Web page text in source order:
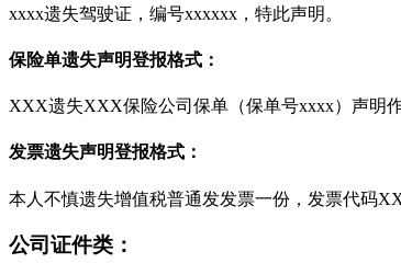
xxxx遗失驾驶证，编号xxxxxx，特此声明。
保险单遗失声明登报格式：
XXX遗失XXX保险公司保单（保单号xxxx）声明作
发票遗失声明登报格式：
本人不慎遗失增值税普通发发票一份，发票代码
公司证件类：